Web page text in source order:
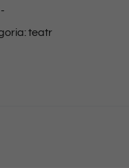
31/05/2025
-
teatr